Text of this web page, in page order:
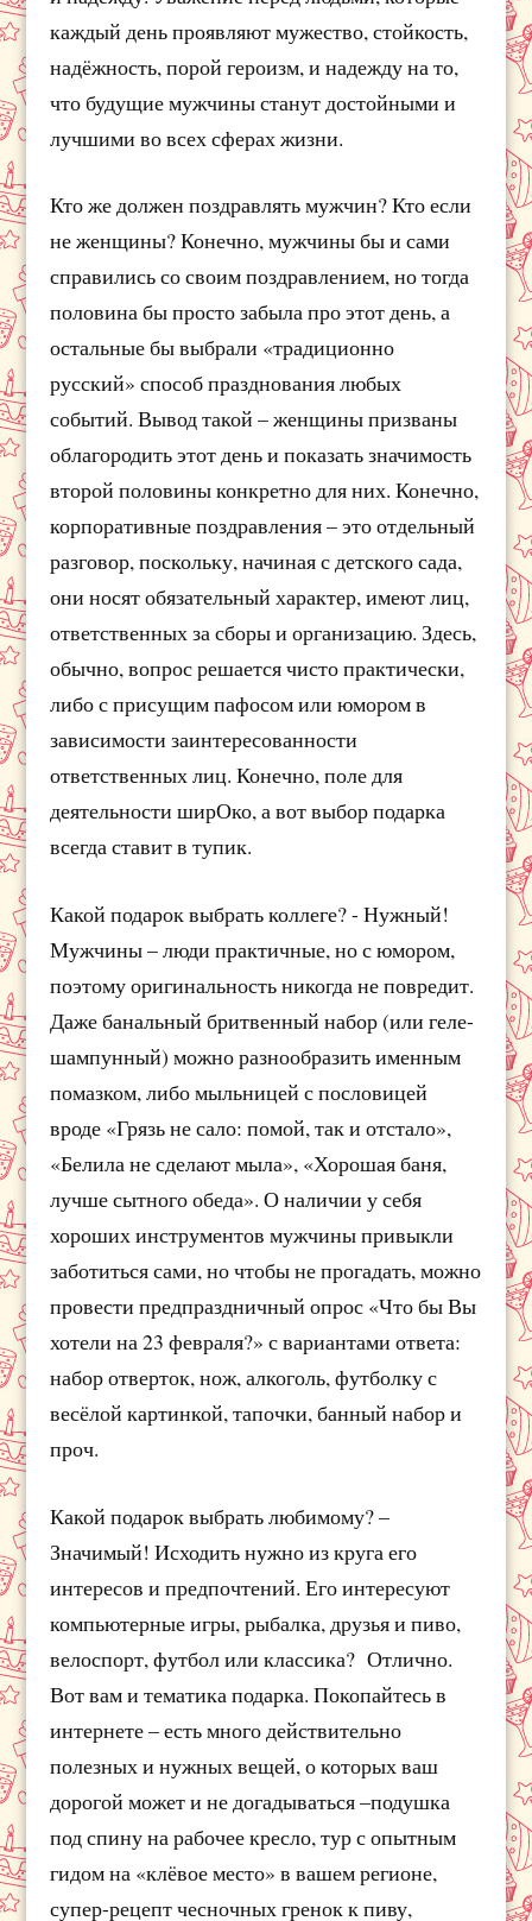
каждый день проявляют мужество, стойкость,
надёжность, порой героизм, и надежду на то,
что будущие мужчины станут достойными и
лучшими во всех сферах жизни.
Кто же должен поздравлять мужчин? Кто если
не женщины? Конечно, мужчины бы и сами
справились со своим поздравлением, но тогда
половина бы просто забыла про этот день, а
остальные бы выбрали «традиционно
русский» способ празднования любых
событий. Вывод такой – женщины призваны
облагородить этот день и показать значимость
второй половины конкретно для них. Конечно,
корпоративные поздравления – это отдельный
разговор, поскольку, начиная с детского сада,
они носят обязательный характер, имеют лиц,
ответственных за сборы и организацию. Здесь,
обычно, вопрос решается чисто практически,
либо с присущим пафосом или юмором в
зависимости заинтересованности
ответственных лиц. Конечно, поле для
деятельности ширОко, а вот выбор подарка
всегда ставит в тупик.
Какой подарок выбрать коллеге? - Нужный!
Мужчины – люди практичные, но с юмором,
поэтому оригинальность никогда не повредит.
Даже банальный бритвенный набор (или геле-
шампунный) можно разнообразить именным
помазком, либо мыльницей с пословицей
вроде «Грязь не сало: помой, так и отстало»,
«Белила не сделают мыла», «Хорошая баня,
лучше сытного обеда». О наличии у себя
хороших инструментов мужчины привыкли
заботиться сами, но чтобы не прогадать, можно
провести предпраздничный опрос «Что бы Вы
хотели на 23 февраля?» с вариантами ответа:
набор отверток, нож, алкоголь, футболку с
весёлой картинкой, тапочки, банный набор и
проч.
Какой подарок выбрать любимому? –
Значимый! Исходить нужно из круга его
интересов и предпочтений. Его интересуют
компьютерные игры, рыбалка, друзья и пиво,
велоспорт, футбол или классика? Отлично.
Вот вам и тематика подарка. Покопайтесь в
интернете – есть много действительно
полезных и нужных вещей, о которых ваш
дорогой может и не догадываться –подушка
под спину на рабочее кресло, тур с опытным
гидом на «клёвое место» в вашем регионе,
супер-рецепт чесночных гренок к пиву,